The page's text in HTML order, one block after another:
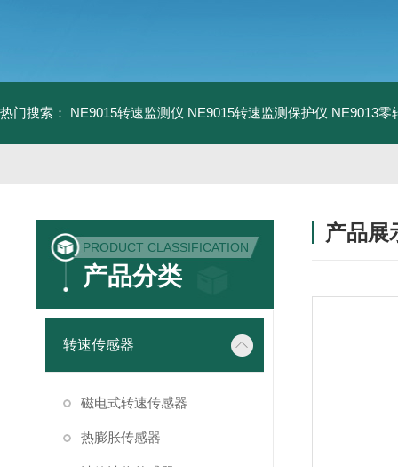
热门搜索： NE9015转速监测仪 NE9015转速监测保护仪 NE9013零
PRODUCT CLASSIFICATION
产品分类
转速传感器
磁电式转速传感器
热膨胀传感器
产品展